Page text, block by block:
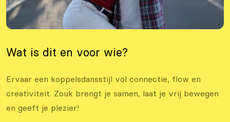
Wat is dit en voor wie?
Ervaar een koppelsdansstijl vol connectie, flow en
creativiteit. Zouk brengt je samen, laat je vrij bewegen
en geeft je plezier!